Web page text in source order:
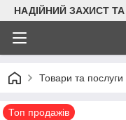
НАДІЙНИЙ ЗАХИСТ
Товари та послуги
Топ продажів